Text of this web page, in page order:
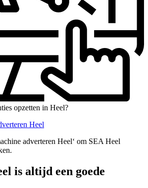
opzetten in Heel?
Heel
adverteren Heel‘ om SEA Heel
is altijd een goede